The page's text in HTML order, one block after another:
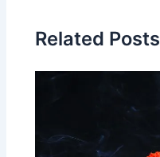
o
o
k
p
p
n
k
Related Posts